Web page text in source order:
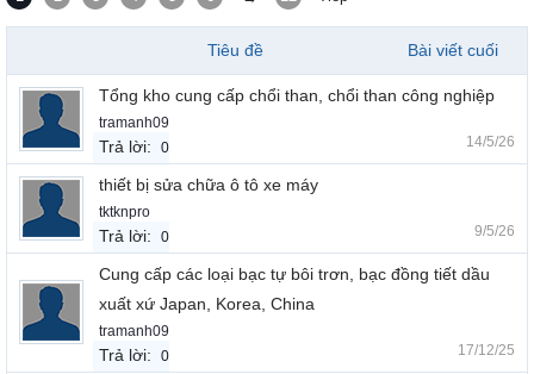
Tiêu đề Bài viết cuối
Tổng kho cung cấp chổi than, chổi than công nghiệp
tramanh09
Trả lời: 0 14/5/26
thiết bị sửa chữa ô tô xe máy
tktknpro
Trả lời: 0 9/5/26
Cung cấp các loại bạc tự bôi trơn, bạc đồng tiết dầu
xuất xứ Japan, Korea, China
tramanh09
Trả lời: 0 17/12/25